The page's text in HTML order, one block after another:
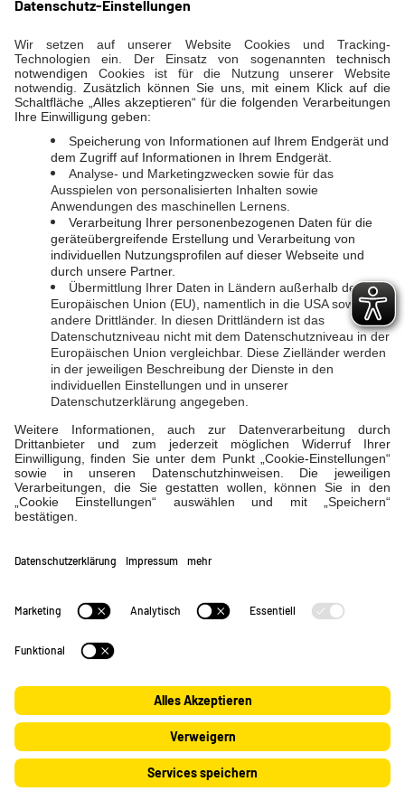
GAS
Erdgasnetz
WASSER
Trinkwasser
BAUVORHABEN
Hausanschlüsse
Planauskunft
Energieausweis
Unternehmen
Das sind wir
Karriere & Ausbildung
Neuigkeiten
SERVICE
FAQ Fusion
Kundenservice
Telefon06431 2903-800
E-Mail
servicecenter@evl.de
SOCIAL MEDIA
Instagram
Facebook
LINKS
EVL-Direkt
LahnEnergie
Impressum|Datenschutz| Schlichtungsstelle
|Barrierefreiheitserklärung|Cookie-Einstellungen
© 2026 EVL. All rights reserved